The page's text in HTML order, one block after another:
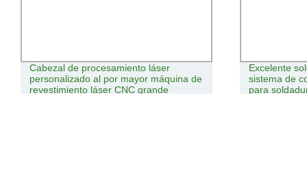
Cabezal de procesamiento láser
personalizado al por mayor máquina de
revestimiento láser CNC grande
Excelente
sistema de
para